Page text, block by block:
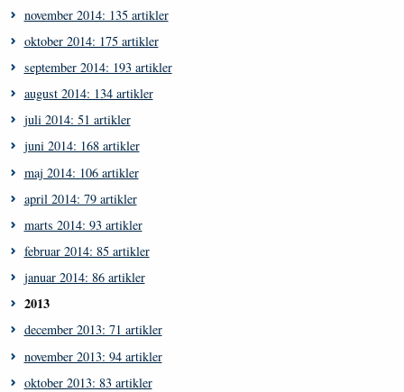
november 2014: 135 artikler
oktober 2014: 175 artikler
september 2014: 193 artikler
august 2014: 134 artikler
juli 2014: 51 artikler
juni 2014: 168 artikler
maj 2014: 106 artikler
april 2014: 79 artikler
marts 2014: 93 artikler
februar 2014: 85 artikler
januar 2014: 86 artikler
2013
december 2013: 71 artikler
november 2013: 94 artikler
oktober 2013: 83 artikler